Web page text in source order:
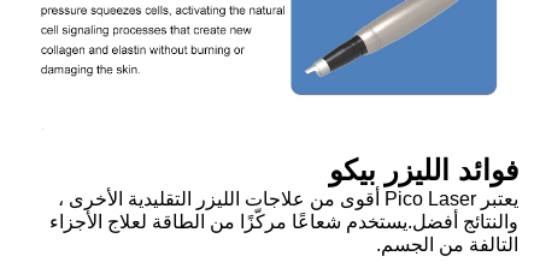
فوائد الليزر بيكو
يعتبر Pico Laser أقوى من علاجات الليزر التقليدية الأخرى ،
والنتائج أفضل.يستخدم شعاعًا مركّزًا من الطاقة لعلاج الأجزاء
التالفة من الجسم.